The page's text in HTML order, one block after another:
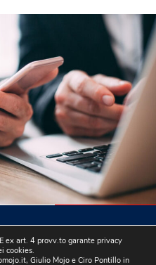
ex art. 4 provv.to garante privacy
cookies.
Giulio Mojo e Ciro Pontillo in